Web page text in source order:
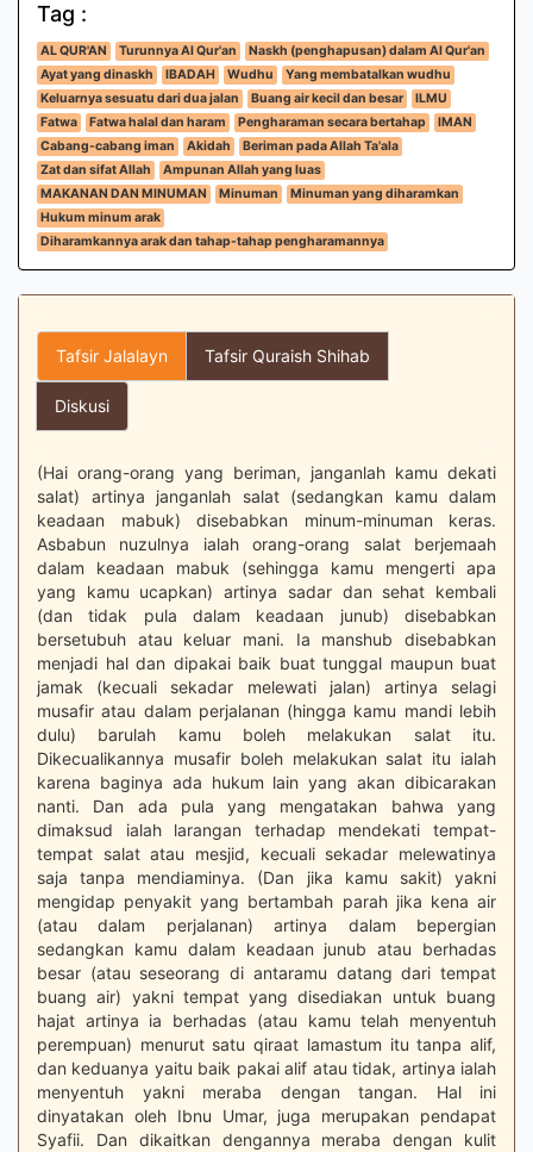
Tag :
AL QUR'AN Turunnya Al Qur'an
Naskh (penghapusan) dalam Al Qur'an
Ayat yang dinaskh
IBADAH Wudhu
Yang membatalkan wudhu
Keluarnya sesuatu dari dua jalan
Buang air kecil dan besar
ILMU
Fatwa
Fatwa halal dan haram Pengharaman secara bertahap
IMAN
Cabang-cabang iman
Akidah
Beriman pada Allah Ta'ala
Zat dan sifat Allah
Ampunan Allah yang luas
MAKANAN DAN MINUMAN
Minuman
Minuman yang diharamkan
Hukum minum arak
Diharamkannya arak dan tahap-tahap pengharamannya
Tafsir Jalalayn Tafsir Quraish Shihab
Diskusi
(Hai orang-orang yang beriman, janganlah kamu dekati
salat) artinya janganlah salat (sedangkan kamu dalam
keadaan mabuk) disebabkan minum-minuman keras.
Asbabun nuzulnya ialah orang-orang salat berjemaah
dalam keadaan mabuk (sehingga kamu mengerti apa
yang kamu ucapkan) artinya sadar dan sehat kembali
(dan tidak pula dalam keadaan junub) disebabkan
bersetubuh atau keluar mani. Ia manshub disebabkan
menjadi hal dan dipakai baik buat tunggal maupun buat
jamak (kecuali sekadar melewati jalan) artinya selagi
musafir atau dalam perjalanan (hingga kamu mandi lebih
dulu) barulah kamu boleh melakukan salat itu.
Dikecualikannya musafir boleh melakukan salat itu ialah
karena baginya ada hukum lain yang akan dibicarakan
nanti. Dan ada pula yang mengatakan bahwa yang
dimaksud ialah larangan terhadap mendekati tempat-
tempat salat atau mesjid, kecuali sekadar melewatinya
saja tanpa mendiaminya. (Dan jika kamu sakit) yakni
mengidap penyakit yang bertambah parah jika kena air
(atau dalam perjalanan) artinya dalam bepergian
sedangkan kamu dalam keadaan junub atau berhadas
besar (atau seseorang di antaramu datang dari tempat
buang air) yakni tempat yang disediakan untuk buang
hajat artinya ia berhadas (atau kamu telah menyentuh
perempuan) menurut satu qiraat lamastum itu tanpa alif,
dan keduanya yaitu baik pakai alif atau tidak, artinya ialah
menyentuh yakni meraba dengan tangan. Hal ini
dinyatakan oleh Ibnu Umar, juga merupakan pendapat
Syafii. Dan dikaitkan dengannya meraba dengan kulit